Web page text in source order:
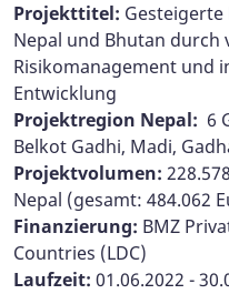
Projekttitel: Gesteigerte
Nepal und Bhutan durch
Risikomanagement und
Entwicklung
Projektregion Nepal: 6
Belkot Gadhi, Madi,
Projektvolumen:
Nepal (gesamt: 484.062
Finanzierung: BMZ
Countries (LDC)
Laufzeit: 01.06.2022 -